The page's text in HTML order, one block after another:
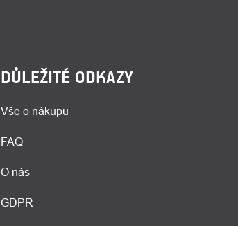
DŮLEŽITÉ ODKAZY
Vše o nákupu
FAQ
O nás
GDPR